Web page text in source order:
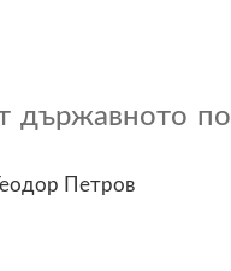
държавното по
Петров